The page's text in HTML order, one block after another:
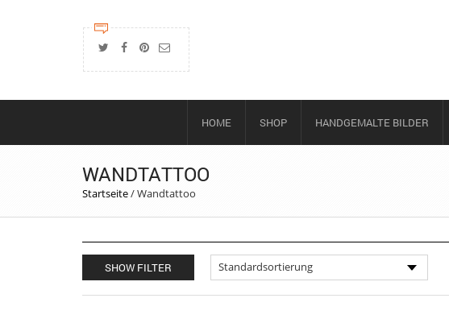
HOME SHOP HANDGEMALTE BILDER
WANDTATTOO
Startseite/Wandtattoo
SHOW FILTER